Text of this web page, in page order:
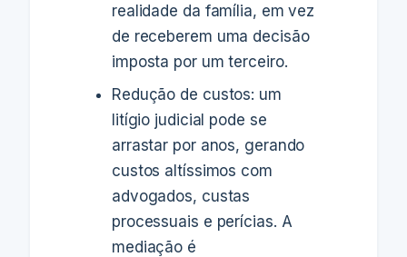
realidade da família, em vez
de receberem uma decisão
imposta por um terceiro.
Redução de custos: um
litígio judicial pode se
arrastar por anos, gerando
custos altíssimos com
advogados, custas
processuais e perícias. A
mediação é